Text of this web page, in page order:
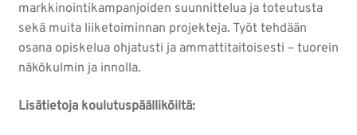
markkinointikampanjoiden suunnittelua ja toteutusta
sekä muita liiketoiminnan projekteja. Työt tehdään
osana opiskelua ohjatusti ja ammattitaitoisesti – tuorein
näkökulmin ja innolla.
Lisätietoja koulutuspäälliköiltä: